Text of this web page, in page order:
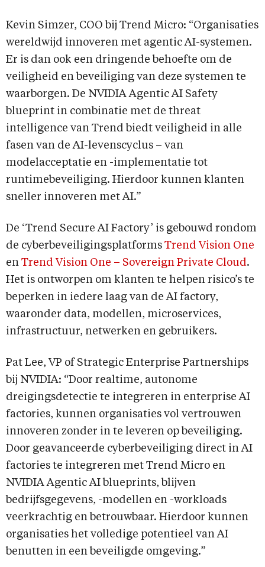
Kevin Simzer, COO bij Trend Micro: “Organisaties
wereldwijd innoveren met agentic AI-systemen.
Er is dan ook een dringende behoefte om de
veiligheid en beveiliging van deze systemen te
waarborgen. De NVIDIA Agentic AI Safety
blueprint in combinatie met de threat
intelligence van Trend biedt veiligheid in alle
fasen van de AI-levenscyclus – van
modelacceptatie en -implementatie tot
runtimebeveiliging. Hierdoor kunnen klanten
sneller innoveren met AI.”
De ‘Trend Secure AI Factory’ is gebouwd rondom
de cyberbeveiligingsplatforms Trend Vision One
en Trend Vision One – Sovereign Private Cloud.
Het is ontworpen om klanten te helpen risico’s te
beperken in iedere laag van de AI factory,
waaronder data, modellen, microservices,
infrastructuur, netwerken en gebruikers.
Pat Lee, VP of Strategic Enterprise Partnerships
bij NVIDIA: “Door realtime, autonome
dreigingsdetectie te integreren in enterprise AI
factories, kunnen organisaties vol vertrouwen
innoveren zonder in te leveren op beveiliging.
Door geavanceerde cyberbeveiliging direct in AI
factories te integreren met Trend Micro en
NVIDIA Agentic AI blueprints, blijven
bedrijfsgegevens, -modellen en -workloads
veerkrachtig en betrouwbaar. Hierdoor kunnen
organisaties het volledige potentieel van AI
benutten in een beveiligde omgeving.”